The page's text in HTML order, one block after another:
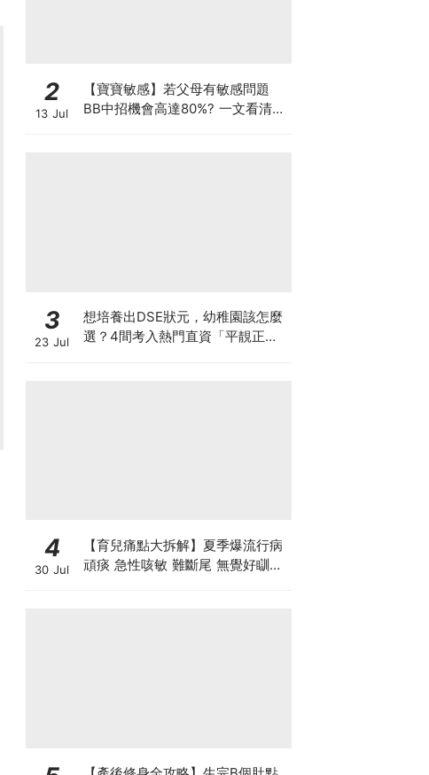
2
13 Jul
【寶寶敏感】若父母有敏感問題
BB中招機會高達80%? 一文看清預
3
23 Jul
想培養出DSE狀元，幼稚園該怎麼
選？4間考入熱門直資「平靚正」
4
30 Jul
【育兒痛點大拆解】夏季爆流行病
頑痰 急性咳敏 難斷尾 無覺好瞓？